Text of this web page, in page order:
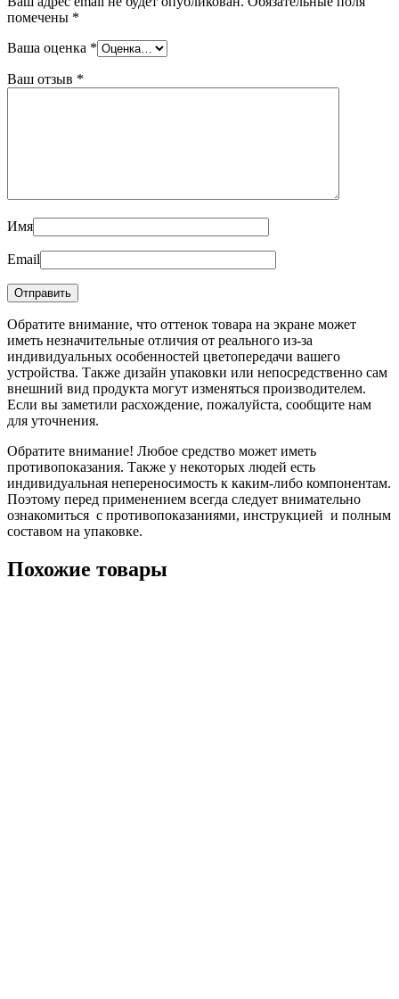
помечены *
Ваша оценка *
Ваш отзыв *
Имя
Email
Обратите внимание, что оттенок товара на экране может
иметь незначительные отличия от реального из-за
индивидуальных особенностей цветопередачи вашего
устройства. Также дизайн упаковки или непосредственно сам
внешний вид продукта могут изменяться производителем.
Если вы заметили расхождение, пожалуйста, сообщите нам
для уточнения.
Обратите внимание! Любое средство может иметь
противопоказания. Также у некоторых людей есть
индивидуальная непереносимость к каким-либо компонентам.
Поэтому перед применением всегда следует внимательно
ознакомиться с противопоказаниями, инструкцией и полным
составом на упаковке.
Похожие товары